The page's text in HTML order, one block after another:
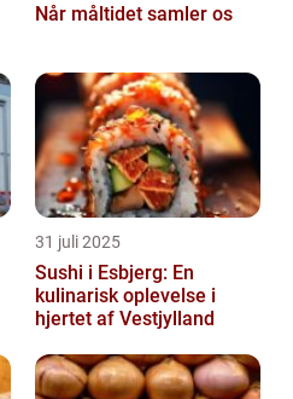
Når måltidet samler os
31 juli 2025
Sushi i Esbjerg: En
kulinarisk oplevelse i
hjertet af Vestjylland